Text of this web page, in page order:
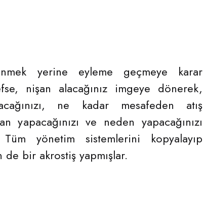
yerine eyleme geçmeye karar
nişan alacağınız imgeye dönerek,
ne kadar mesafeden atış
yapacağınızı ve neden yapacağınızı
yönetim sistemlerini kopyalayıp
de bir akrostiş yapmışlar.